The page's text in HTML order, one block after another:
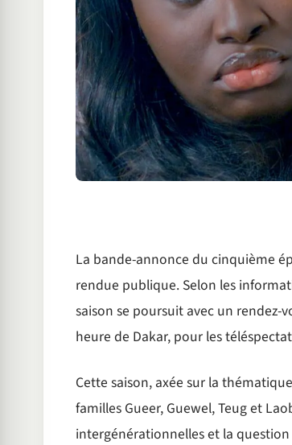
La bande-annonce du cinquième
rendue publique. Selon les
saison se poursuit avec un
heure de Dakar, pour les
Cette saison, axée sur la
familles Gueer, Guewel, Teug et
intergénérationnelles et la